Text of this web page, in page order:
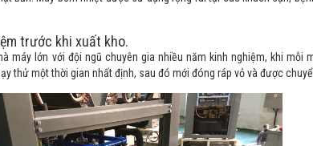
trước khi xuất kho.
máy lớn với đội ngũ chuyên gia nhiều năm kinh nghiệm, khi mỗi
thử một thời gian nhất định, sau đó mới đóng ráp vỏ và được